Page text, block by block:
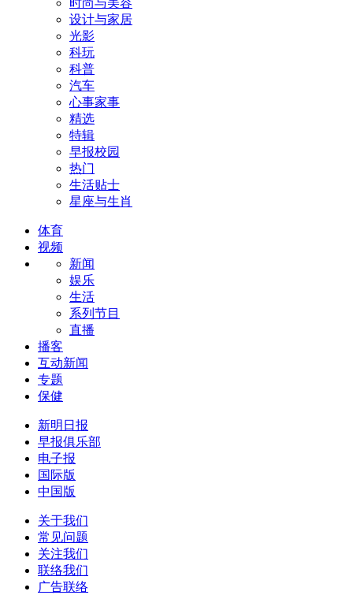
时尚与美容
设计与家居
光影
科玩
科普
汽车
心事家事
精选
特辑
早报校园
热门
生活贴士
星座与生肖
体育
视频
新闻
娱乐
生活
系列节目
直播
播客
互动新闻
专题
保健
新明日报
早报俱乐部
电子报
国际版
中国版
关于我们
常见问题
关注我们
联络我们
广告联络